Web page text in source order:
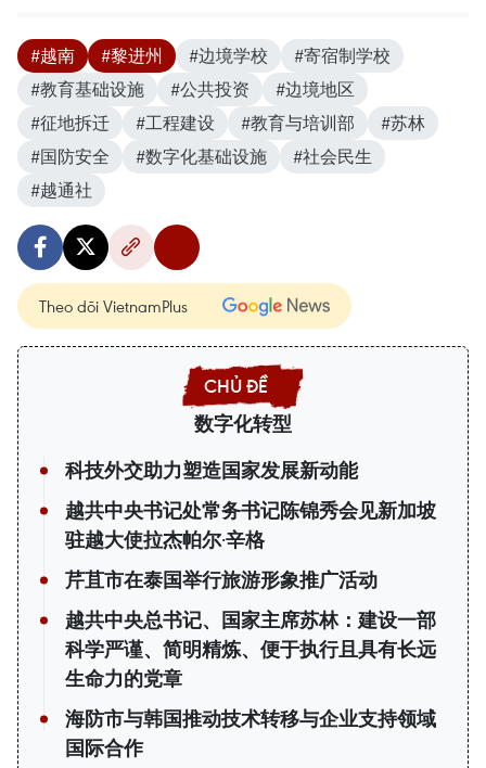
#越南 #黎进州 #边境学校
#寄宿制学校
#教育基础设施
#公共投资
#边境地区
#征地拆迁
#工程建设 #教育与培训部
#苏林
#国防安全
#数字化基础设施
#社会民生
#越通社
Theo dõi VietnamPlus
数字化转型
科技外交助力塑造国家发展新动能
越共中央书记处常务书记陈锦秀会见新加坡
驻越大使拉杰帕尔·辛格
芹苴市在泰国举行旅游形象推广活动
越共中央总书记、国家主席苏林：建设一部
科学严谨、简明精炼、便于执行且具有长远
生命力的党章
海防市与韩国推动技术转移与企业支持领域
国际合作